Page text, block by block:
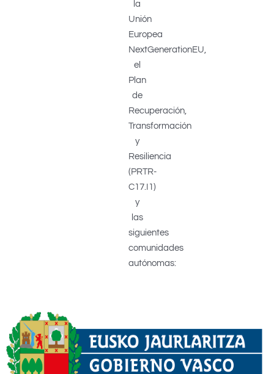
la
Unión
Europea
NextGenerationEU,
el
Plan
de
Recuperación,
Transformación
y
Resiliencia
(PRTR-
C17.I1)
y
las
siguientes
comunidades
autónomas: